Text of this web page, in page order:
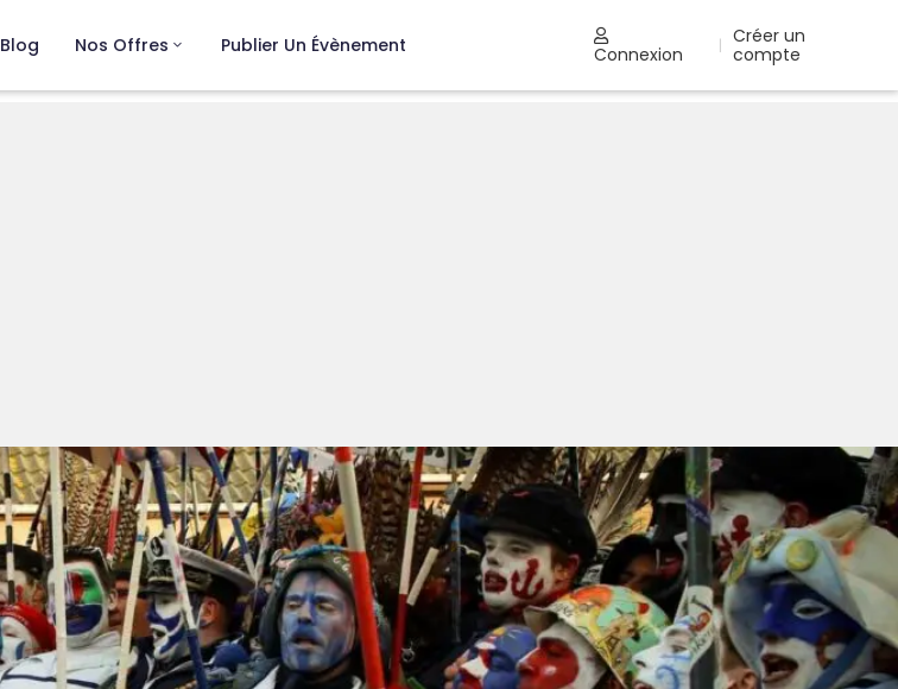
Blog Nos Offres Publier Un Évènement Connexion
Créer un
compte